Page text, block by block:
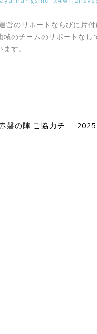
営のサポートならびに片
のチームのサポートなし
す。
磐の陣 ご協力チ